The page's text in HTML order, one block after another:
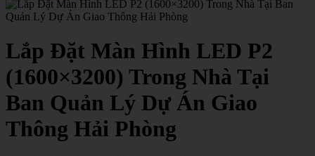
Lắp Đặt Màn Hình LED P2
(1600×3200) Trong Nhà Tại
Ban Quản Lý Dự Án Giao
Thông Hải Phòng